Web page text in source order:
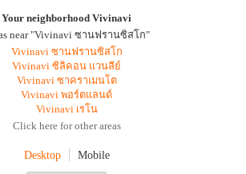
Your neighborhood Vivinavi
near "Vivinavi ซานฟรานซิสโก"
Vivinavi ซานฟรานซิสโก
Vivinavi ซิลิคอน แวนลีย์
Vivinavi ซาคราเมนโต
Vivinavi พอร์ตแลนด์
Vivinavi เรโน
Click here for other areas
Desktop Mobile